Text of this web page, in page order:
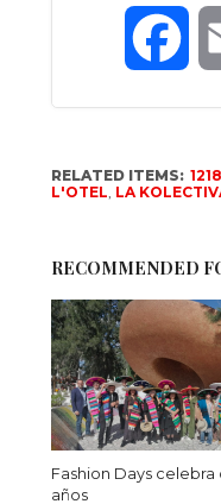
RELATED ITEMS:
L'OTEL, LA
RECOMMENDED
Fashion Days celebra
años